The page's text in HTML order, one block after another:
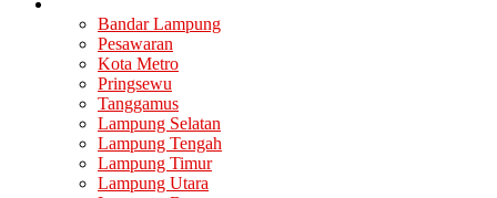
Bandar Lampung
Pesawaran
Kota Metro
Pringsewu
Tanggamus
Lampung Selatan
Lampung Tengah
Lampung Timur
Lampung Utara